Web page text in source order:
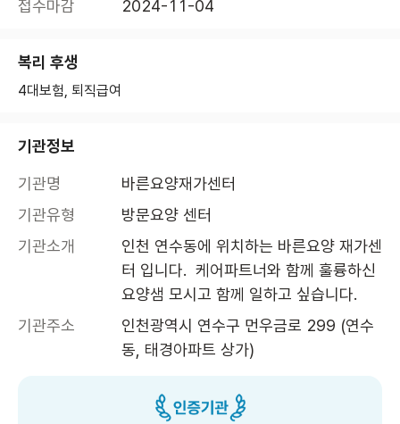
접수마감
2024-11-04
복리 후생
4대보험, 퇴직급여
기관정보
기관명
바른요양재가센터
기관유형
방문요양 센터
기관소개
인천 연수동에 위치하는 바른요양 재가센
터 입니다.  케어파트너와 함께 훌륭하신
요양샘 모시고 함께 일하고 싶습니다.
기관주소
인천광역시 연수구 먼우금로 299 (연수
동, 태경아파트 상가)